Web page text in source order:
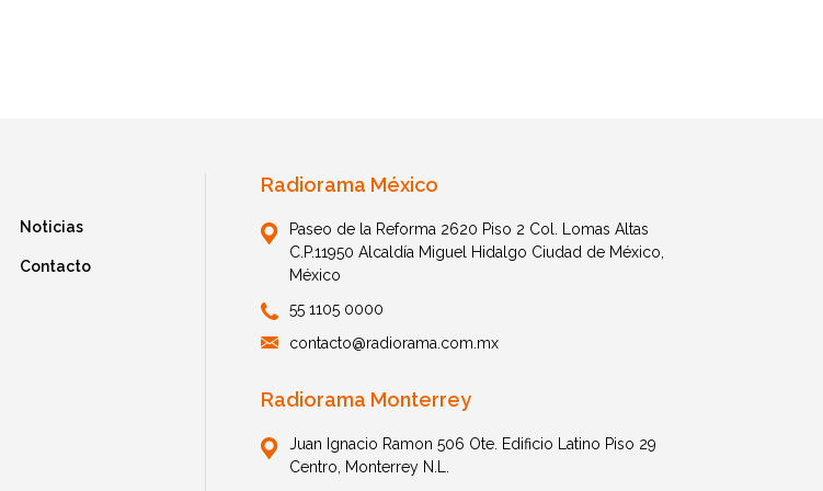
Noticias
Contacto
Radiorama México
Paseo de la Reforma 2620 Piso 2 Col. Lomas Altas
C.P.11950 Alcaldía Miguel Hidalgo Ciudad de México,
México
55 1105 0000
contacto@radiorama.com.mx
Radiorama Monterrey
Juan Ignacio Ramon 506 Ote. Edificio Latino Piso 29
Centro, Monterrey N.L.